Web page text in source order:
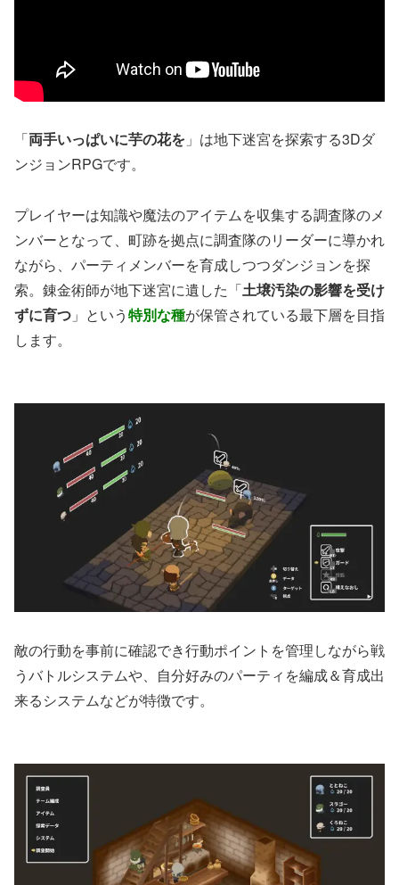
「両手いっぱいに芋の花を 」は地下迷宮を探索する3Dダ
ンジョンRPGです。
プレイヤーは知識や魔法のアイテムを収集する調査隊のメ
ンバーとなって、町跡を拠点に調査隊のリーダーに導かれ
ながら、パーティメンバーを育成しつつダンジョンを探
索。錬金術師が地下迷宮に遺した「土壌汚染の影響を受け
ずに育つ 」という特別な種が保管されている最下層を目指
します。
敵の行動を事前に確認でき行動ポイントを管理しながら戦
うバトルシステムや、自分好みのパーティを編成＆育成出
来るシステムなどが特徴です。